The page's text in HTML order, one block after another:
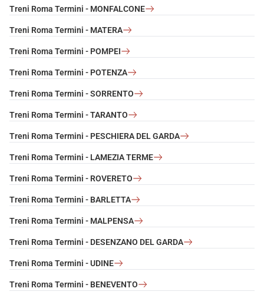
Treni Roma Termini - MONFALCONE
Treni Roma Termini - MATERA
Treni Roma Termini - POMPEI
Treni Roma Termini - POTENZA
Treni Roma Termini - SORRENTO
Treni Roma Termini - TARANTO
Treni Roma Termini - PESCHIERA DEL GARDA
Treni Roma Termini - LAMEZIA TERME
Treni Roma Termini - ROVERETO
Treni Roma Termini - BARLETTA
Treni Roma Termini - MALPENSA
Treni Roma Termini - DESENZANO DEL GARDA
Treni Roma Termini - UDINE
Treni Roma Termini - BENEVENTO